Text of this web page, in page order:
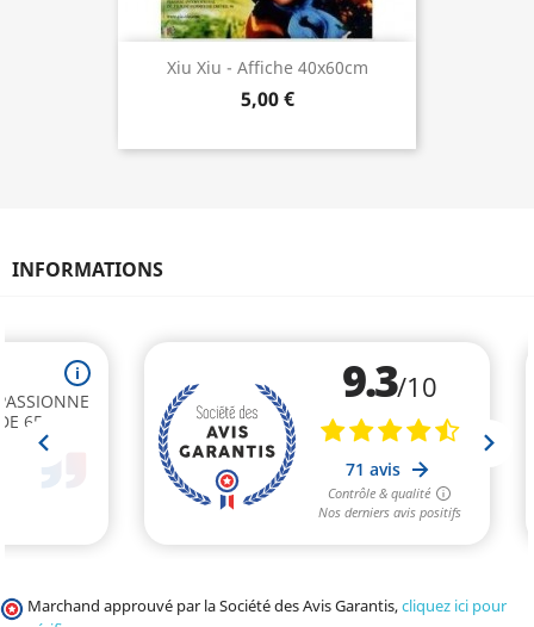
Xiu Xiu - Affiche 40x60cm
5,00 €
INFORMATIONS
Marchand approuvé par la Société des Avis Garantis,cliquez ici pour